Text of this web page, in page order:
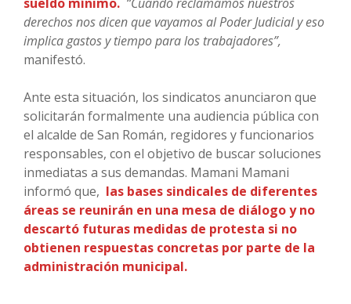
derechos nos dicen que vayamos al Poder Judicial y eso
implica gastos y tiempo para los trabajadores”,
manifestó.
Ante esta situación, los sindicatos anunciaron que
solicitarán formalmente una audiencia pública con
el alcalde de San Román, regidores y funcionarios
responsables, con el objetivo de buscar soluciones
inmediatas a sus demandas. Mamani Mamani
informó que, las bases sindicales de diferentes
áreas se reunirán en una mesa de diálogo y no
descartó futuras medidas de protesta si no
obtienen respuestas concretas por parte de la
administración municipal.